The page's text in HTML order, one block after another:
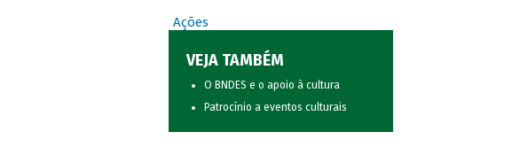
Ações
VEJA TAMBÉM
O BNDES e o apoio à cultura
Patrocínio a eventos culturais